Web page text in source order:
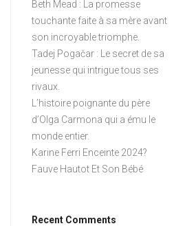
Beth Mead : La promesse
touchante faite à sa mère avant
son incroyable triomphe.
Tadej Pogačar : Le secret de sa
jeunesse qui intrigue tous ses
rivaux.
L’histoire poignante du père
d’Olga Carmona qui a ému le
monde entier.
Karine Ferri Enceinte 2024?
Fauve Hautot Et Son Bébé
Recent Comments